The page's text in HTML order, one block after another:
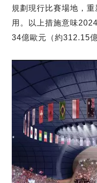
規劃現行比賽場地，
用。以上措施意味
34億歐元（約312.15億